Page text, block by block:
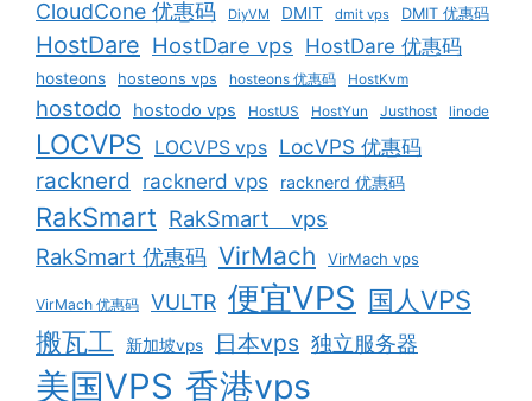
CloudCone 优惠码 DiyVM DMIT dmit vps DMIT 优惠码
HostDare HostDare vps HostDare 优惠码
hosteons hosteons vps hosteons 优惠码 HostKvm
hostodo hostodo vps HostUS HostYun Justhost linode
LOCVPS LOCVPS vps LocVPS 优惠码
racknerd racknerd vps racknerd 优惠码
RakSmart RakSmart vps
RakSmart 优惠码 VirMach VirMach vps
VirMach 优惠码 VULTR 便宜VPS 国人VPS
搬瓦工
新加坡vps 日本vps 独立服务器
美国VPS 香港vps